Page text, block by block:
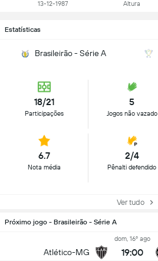
13-12-1987 Altura
Estatísticas
Brasileirão - Série A
18/21
Participações
5
Jogos não vazado
6.7
Nota média
2/4
Pênalti defendido
Ver tudo
Próximo jogo - Brasileirão - Série A
Atlético-MG
dom, 16º ago
19:00